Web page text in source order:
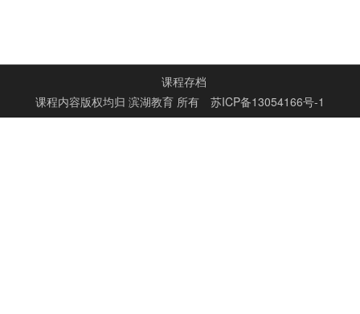
课程存档
课程内容版权均归 滨湖教育 所有 苏ICP备13054166号-1